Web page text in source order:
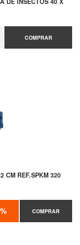
COMPRAR
CM REF.SPKM 320
COMPRAR